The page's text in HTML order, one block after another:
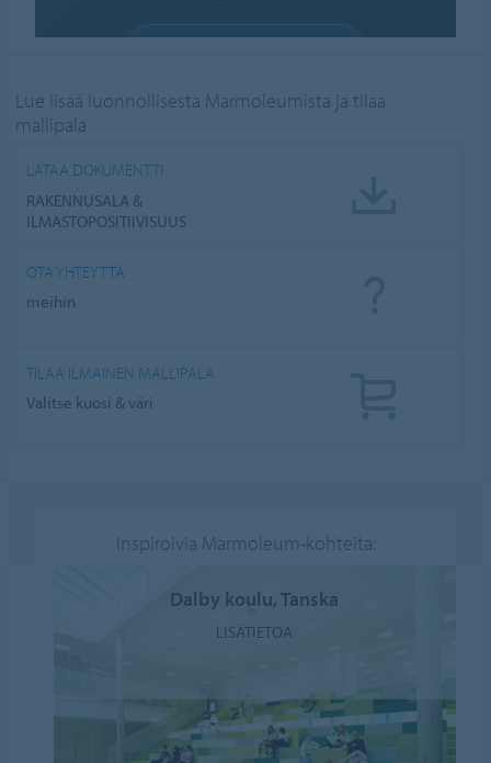
Lue lisää luonnollisesta Marmoleumista ja tilaa
mallipala
LATAA DOKUMENTTI
RAKENNUSALA &
ILMASTOPOSITIIVISUUS
OTA YHTEYTTÄ
meihin
TILAA ILMAINEN MALLIPALA
Valitse kuosi & väri
Inspiroivia Marmoleum-kohteita:
Dalby koulu, Tanska
LISÄTIETOA